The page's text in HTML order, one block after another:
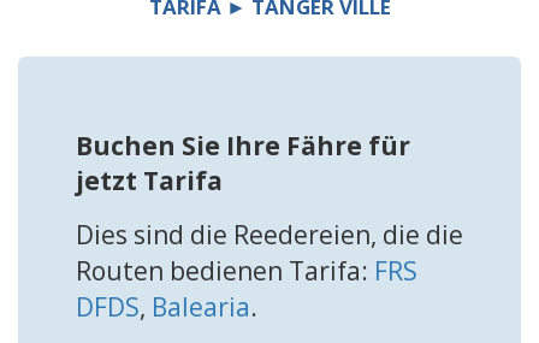
TARIFA ► TANGER VILLE
Buchen Sie Ihre Fähre für
jetzt Tarifa
Dies sind die Reedereien, die die
Routen bedienen Tarifa: FRS
DFDS, Balearia.